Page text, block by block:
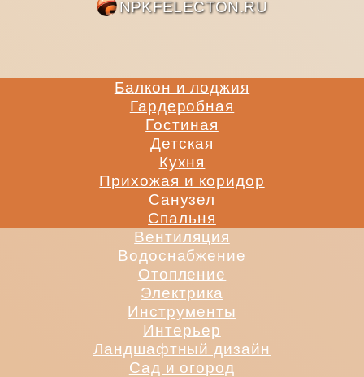
Балкон и лоджия
Гардеробная
Гостиная
Детская
Кухня
Прихожая и коридор
Санузел
Спальня
Вентиляция
Водоснабжение
Отопление
Электрика
Инструменты
Интерьер
Ландшафтный дизайн
Сад и огород